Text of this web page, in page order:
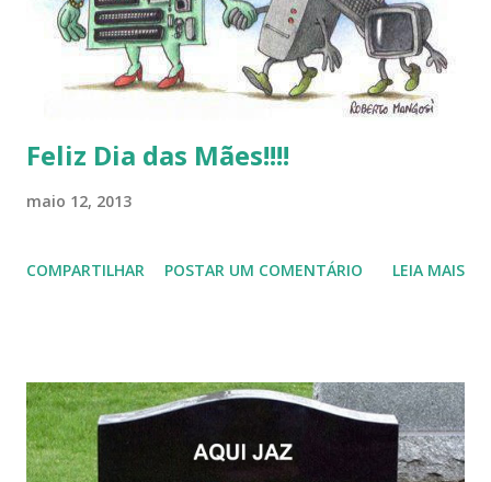
Feliz Dia das Mães!!!!
maio 12, 2013
COMPARTILHAR POSTAR UM COMENTÁRIO LEIA MAIS